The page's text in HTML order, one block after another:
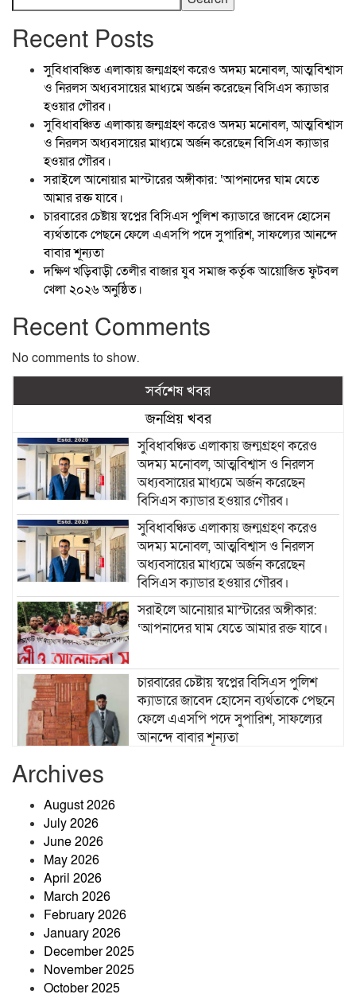
Recent Posts
সুবিধাবঞ্চিত এলাকায় জন্মগ্রহণ করেও অদম্য মনোবল, আত্মবিশ্বাস
ও নিরলস অধ্যবসায়ের মাধ্যমে অর্জন করেছেন বিসিএস ক্যাডার
হওয়ার গৌরব।
সুবিধাবঞ্চিত এলাকায় জন্মগ্রহণ করেও অদম্য মনোবল, আত্মবিশ্বাস
ও নিরলস অধ্যবসায়ের মাধ্যমে অর্জন করেছেন বিসিএস ক্যাডার
হওয়ার গৌরব।
সরাইলে আনোয়ার মাস্টারের অঙ্গীকার: ‘আপনাদের ঘাম যেতে
আমার রক্ত যাবে।
চারবারের চেষ্টায় স্বপ্নের বিসিএস পুলিশ ক্যাডারে জাবেদ হোসেন
ব্যর্থতাকে পেছনে ফেলে এএসপি পদে সুপারিশ, সাফল্যের আনন্দে
বাবার শূন্যতা
দক্ষিণ খড়িবাড়ী তেলীর বাজার যুব সমাজ কর্তৃক আয়োজিত ফুটবল
খেলা ২০২৬ অনুষ্ঠিত।
Recent Comments
No comments to show.
সর্বশেষ খবর
জনপ্রিয় খবর
সুবিধাবঞ্চিত এলাকায় জন্মগ্রহণ করেও
অদম্য মনোবল, আত্মবিশ্বাস ও নিরলস
অধ্যবসায়ের মাধ্যমে অর্জন করেছেন
বিসিএস ক্যাডার হওয়ার গৌরব।
সুবিধাবঞ্চিত এলাকায় জন্মগ্রহণ করেও
অদম্য মনোবল, আত্মবিশ্বাস ও নিরলস
অধ্যবসায়ের মাধ্যমে অর্জন করেছেন
বিসিএস ক্যাডার হওয়ার গৌরব।
সরাইলে আনোয়ার মাস্টারের অঙ্গীকার:
‘আপনাদের ঘাম যেতে আমার রক্ত যাবে।
চারবারের চেষ্টায় স্বপ্নের বিসিএস পুলিশ
ক্যাডারে জাবেদ হোসেন ব্যর্থতাকে পেছনে
ফেলে এএসপি পদে সুপারিশ, সাফল্যের
আনন্দে বাবার শূন্যতা
Archives
August 2026
July 2026
June 2026
May 2026
April 2026
March 2026
February 2026
January 2026
December 2025
November 2025
October 2025